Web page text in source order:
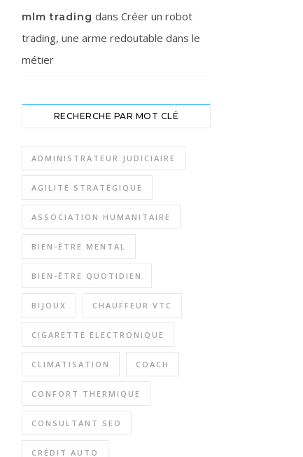
mlm trading dans Créer un robot
trading, une arme redoutable dans le
métier
RECHERCHE PAR MOT CLÉ
ADMINISTRATEUR JUDICIAIRE
AGILITÉ STRATÉGIQUE
ASSOCIATION HUMANITAIRE
BIEN-ÊTRE MENTAL
BIEN-ÊTRE QUOTIDIEN
BIJOUX CHAUFFEUR VTC
CIGARETTE ÉLECTRONIQUE
CLIMATISATION COACH
CONFORT THERMIQUE
CONSULTANT SEO
CRÉDIT AUTO